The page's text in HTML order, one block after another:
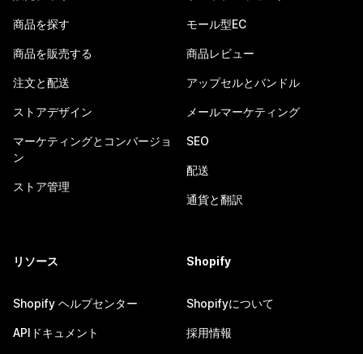
商品を探す
商品を販売する
注文と配送
ストアデザイン
マーケティングとコンバージョ
ン
ストア管理
モール型EC
商品レビュー
アップセルとバンドル
メールマーケティング
SEO
配送
通貨と翻訳
リソース
Shopify ヘルプセンター
APIドキュメント
Shopify
Shopifyについて
採用情報